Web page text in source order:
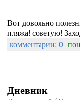
Вот довольно
пляжа! советую!
комментарии: 0
Дневник